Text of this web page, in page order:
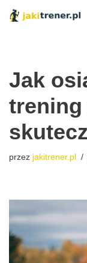
Jak
trening
przez jakitrener.pl